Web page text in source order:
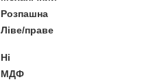
Розпашна
Ліве/праве
Ні
МДФ